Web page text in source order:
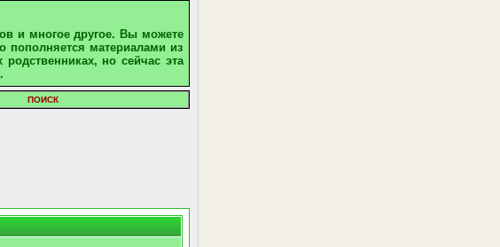
и многое другое. Вы можете
пополняется материалами из
но сейчас эта
.
ПОИСК